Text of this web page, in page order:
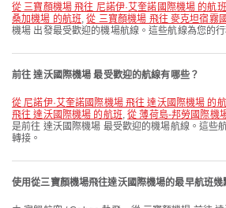
從 三寶顏機場 飛往 尼諾伊·艾奎諾國際機場 的航班
桑加機場 的航班,從 三寶顏機場 飛往 麥克坦宿霧
機場 出發最受歡迎的機場航線。這些航線為您的
前往 達沃國際機場 最受歡迎的航線有哪些？
從 尼諾伊·艾奎諾國際機場 飛往 達沃國際機場 的
飛往 達沃國際機場 的航班,從 薄荷島-邦勞國際機
是前往 達沃國際機場 最受歡迎的機場航線。這些
轉接。
使用從三寶顏機場飛往達沃國際機場的最早航班幾